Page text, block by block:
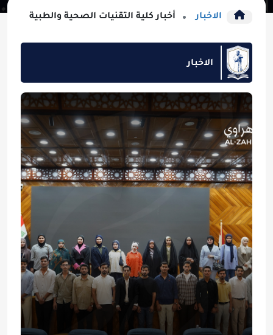
الاخبار أخبار كلية التقنيات الصحية والطبية
الاخبار